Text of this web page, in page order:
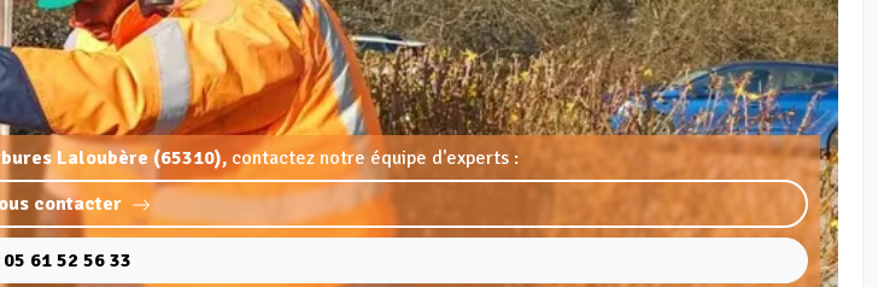
Laloubère (65310), contactez notre équipe d'experts :
contacter
05 61 52 56 33